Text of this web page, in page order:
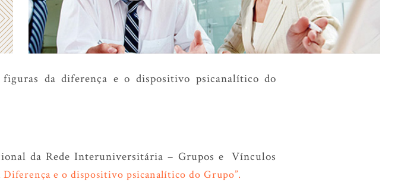
da diferença e o dispositivo psicanalítico do
da Rede Interuniversitária – Grupos e Vínculos
Diferença e o dispositivo psicanalítico do Grupo”.